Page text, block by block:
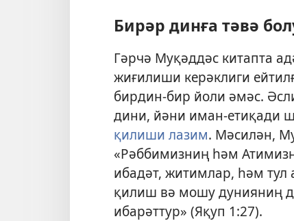
Бирәр динға тәвә
Гәрчә Муқәддәс китапта
жиғилиши керәклиги
бирдин-бир йоли әмәс.
дини, йәни иман-етиқади
қилиши лазим. Мәсилән,
«Рәббимизниң һәм
ибадәт, житимлар, һәм тул
қилиш вә мошу дунияниң
ибарәттур» (Яқуп 1:27).